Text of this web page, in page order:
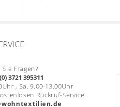
Sie Fragen?
3721 395311
, Sa. 9.00-13.00Uhr
Rückruf-Service